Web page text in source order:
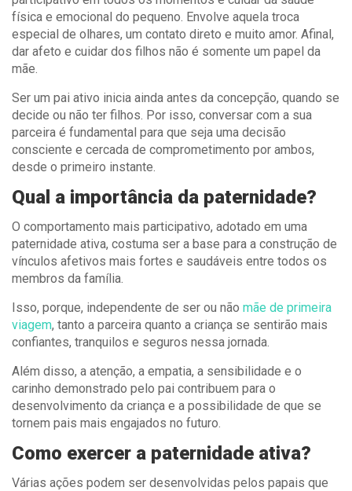
física e emocional do pequeno. Envolve aquela troca
especial de olhares, um contato direto e muito amor. Afinal,
dar afeto e cuidar dos filhos não é somente um papel da
mãe.
Ser um pai ativo inicia ainda antes da concepção, quando se
decide ou não ter filhos. Por isso, conversar com a sua
parceira é fundamental para que seja uma decisão
consciente e cercada de comprometimento por ambos,
desde o primeiro instante.
Qual a importância da paternidade?
O comportamento mais participativo, adotado em uma
paternidade ativa, costuma ser a base para a construção de
vínculos afetivos mais fortes e saudáveis entre todos os
membros da família.
Isso, porque, independente de ser ou não mãe de primeira
viagem, tanto a parceira quanto a criança se sentirão mais
confiantes, tranquilos e seguros nessa jornada.
Além disso, a atenção, a empatia, a sensibilidade e o
carinho demonstrado pelo pai contribuem para o
desenvolvimento da criança e a possibilidade de que se
tornem pais mais engajados no futuro.
Como exercer a paternidade ativa?
Várias ações podem ser desenvolvidas pelos papais que